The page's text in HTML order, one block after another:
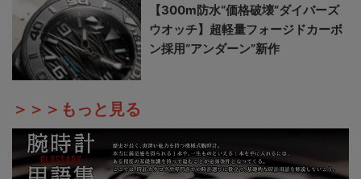
【300m防水“価格破壊”ダイバーズ
ウオッチ】超軽量フォージドカーボ
ン採用“アンダーン”新作
＞＞＞もっと見る